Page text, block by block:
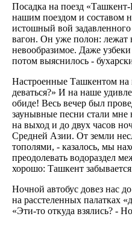
Посадка на поезд
нашим поездом и составом
истошный вой
вагон. Он уже полон: лежат
невообразимое. Даже
потом выяснилось -
Настроенные Ташкентом на
деваться?» И на наше
обиде! Весь вечер был
заунывные песни стали
на выход и до двух часов
Средней Азии. От земли
тополями, - казалось, мы
преодолевать водораздел
хорошо: Ташкент
Ночной автобус довез нас
на расстеленных палатках
«Эти-то откуда взялись? -